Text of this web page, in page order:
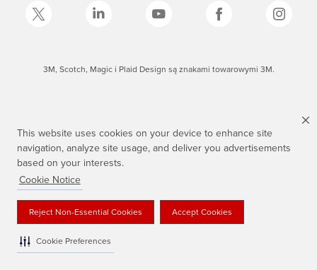
This website uses cookies on your device to enhance site
navigation, analyze site usage, and deliver you advertisements
based on your interests.
Cookie Notice
Reject Non-Essential Cookies Accept Cookies
Cookie Preferences
3M, Scotch, Magic i Plaid Design są znakami towarowymi 3M.